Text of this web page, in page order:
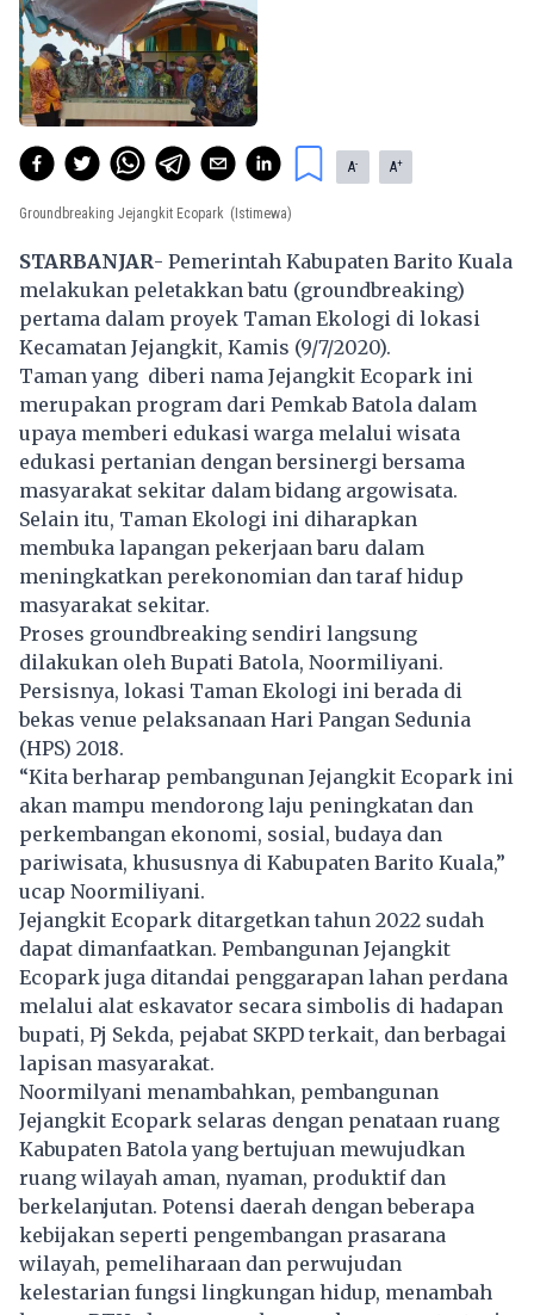
A- A+
Groundbreaking Jejangkit Ecopark (Istimewa)
STARBANJAR- Pemerintah Kabupaten Barito Kuala
melakukan peletakkan batu (groundbreaking)
pertama dalam proyek Taman Ekologi di lokasi
Kecamatan Jejangkit, Kamis (9/7/2020).
Taman yang diberi nama Jejangkit Ecopark ini
merupakan program dari Pemkab Batola dalam
upaya memberi edukasi warga melalui wisata
edukasi pertanian dengan bersinergi bersama
masyarakat sekitar dalam bidang argowisata.
Selain itu, Taman Ekologi ini diharapkan
membuka lapangan pekerjaan baru dalam
meningkatkan perekonomian dan taraf hidup
masyarakat sekitar.
Proses groundbreaking sendiri langsung
dilakukan oleh Bupati Batola, Noormiliyani.
Persisnya, lokasi Taman Ekologi ini berada di
bekas venue pelaksanaan Hari Pangan Sedunia
(HPS) 2018.
“Kita berharap pembangunan Jejangkit Ecopark ini
akan mampu mendorong laju peningkatan dan
perkembangan ekonomi, sosial, budaya dan
pariwisata, khususnya di Kabupaten Barito Kuala,”
ucap Noormiliyani.
Jejangkit Ecopark ditargetkan tahun 2022 sudah
dapat dimanfaatkan. Pembangunan Jejangkit
Ecopark juga ditandai penggarapan lahan perdana
melalui alat eskavator secara simbolis di hadapan
bupati, Pj Sekda, pejabat SKPD terkait, dan berbagai
lapisan masyarakat.
Noormilyani menambahkan, pembangunan
Jejangkit Ecopark selaras dengan penataan ruang
Kabupaten Batola yang bertujuan mewujudkan
ruang wilayah aman, nyaman, produktif dan
berkelanjutan. Potensi daerah dengan beberapa
kebijakan seperti pengembangan prasarana
wilayah, pemeliharaan dan perwujudan
kelestarian fungsi lingkungan hidup, menambah